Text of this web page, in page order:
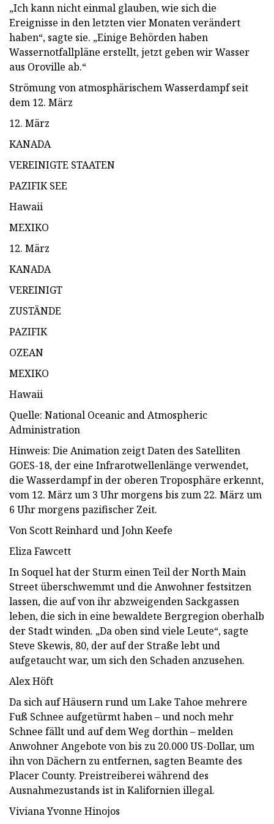
„Ich kann nicht einmal glauben, wie sich die
Ereignisse in den letzten vier Monaten verändert
haben“, sagte sie. „Einige Behörden haben
Wassernotfallpläne erstellt, jetzt geben wir Wasser
aus Oroville ab.“
Strömung von atmosphärischem Wasserdampf seit
dem 12. März
12. März
KANADA
VEREINIGTE STAATEN
PAZIFIK SEE
Hawaii
MEXIKO
12. März
KANADA
VEREINIGT
ZUSTÄNDE
PAZIFIK
OZEAN
MEXIKO
Hawaii
Quelle: National Oceanic and Atmospheric
Administration
Hinweis: Die Animation zeigt Daten des Satelliten
GOES-18, der eine Infrarotwellenlänge verwendet,
die Wasserdampf in der oberen Troposphäre erkennt,
vom 12. März um 3 Uhr morgens bis zum 22. März um
6 Uhr morgens pazifischer Zeit.
Von Scott Reinhard und John Keefe
Eliza Fawcett
In Soquel hat der Sturm einen Teil der North Main
Street überschwemmt und die Anwohner festsitzen
lassen, die auf von ihr abzweigenden Sackgassen
leben, die sich in eine bewaldete Bergregion oberhalb
der Stadt winden. „Da oben sind viele Leute“, sagte
Steve Skewis, 80, der auf der Straße lebt und
aufgetaucht war, um sich den Schaden anzusehen.
Alex Höft
Da sich auf Häusern rund um Lake Tahoe mehrere
Fuß Schnee aufgetürmt haben – und noch mehr
Schnee fällt und auf dem Weg dorthin – melden
Anwohner Angebote von bis zu 20.000 US-Dollar, um
ihn von Dächern zu entfernen, sagten Beamte des
Placer County. Preistreiberei während des
Ausnahmezustands ist in Kalifornien illegal.
Viviana Yvonne Hinojos